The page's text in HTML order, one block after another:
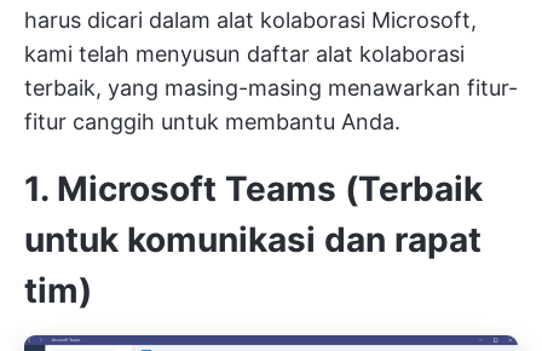
harus dicari dalam alat kolaborasi Microsoft,
kami telah menyusun daftar alat kolaborasi
terbaik, yang masing-masing menawarkan fitur-
fitur canggih untuk membantu Anda.
1. Microsoft Teams (Terbaik
untuk komunikasi dan rapat
tim)